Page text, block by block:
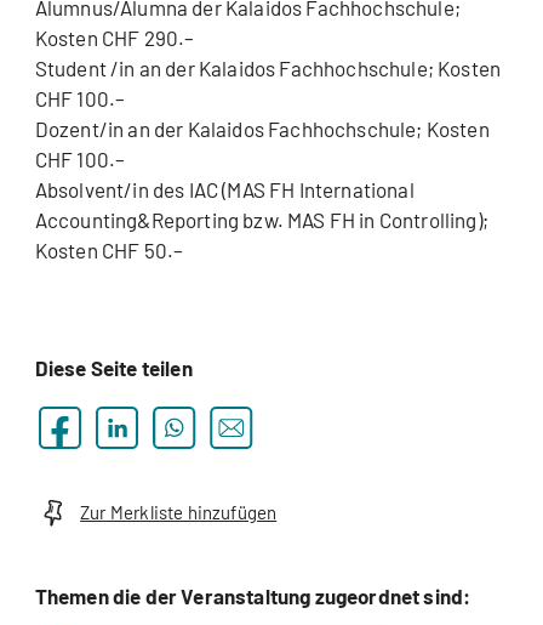
Alumnus/Alumna der Kalaidos Fachhochschule;
Kosten CHF 290.–
Student /in an der Kalaidos Fachhochschule; Kosten
CHF 100.–
Dozent/in an der Kalaidos Fachhochschule; Kosten
CHF 100.–
Absolvent/in des IAC (MAS FH International
Accounting&Reporting bzw. MAS FH in Controlling);
Kosten CHF 50.–
Diese Seite teilen
Zur Merkliste hinzufügen
Themen die der Veranstaltung zugeordnet sind: